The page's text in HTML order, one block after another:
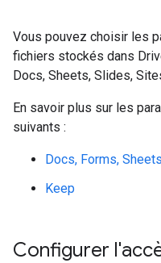
Vous pouvez choisir les
fichiers stockés dans
Docs, Sheets, Slides,
En savoir plus sur les
suivants :
Docs, Forms,
Keep
Configurer